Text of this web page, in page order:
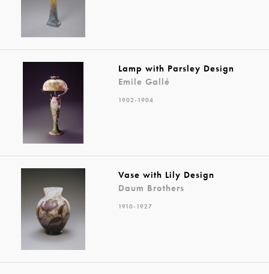
Lamp with Parsley Design
Emile Gallé
1902-1904
Vase with Lily Design
Daum Brothers
1910-1927